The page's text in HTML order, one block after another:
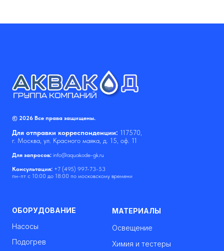
© 2026 Все права защищены.
Для отправки корреспонденции: 117570,
г. Москва, ул. Красного маяка, д. 15, оф. 11
Для запросов: info@aquakode-gk.ru
Консультация: +7 (495) 997-73-53
пн-пт с 10:00 до 18:00 по московскому времени
ОБОРУДОВАНИЕ
Насосы
Подогрев
МАТЕРИАЛЫ
Освещение
Химия и тестеры